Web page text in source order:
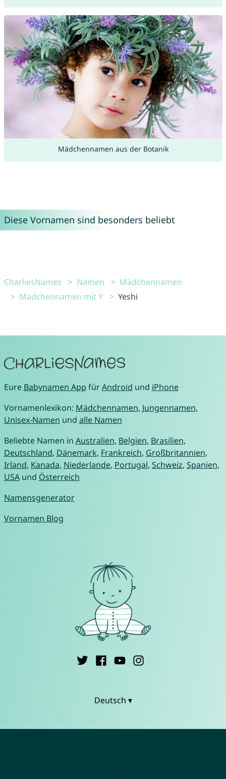
Mädchennamen aus der Botanik
Diese Vornamen sind besonders beliebt
CharliesNames Namen
Mädchennamen
Mädchennamen mit Y
Yeshi
Eure Babynamen App fürAndroid und iPhone
Vornamenlexikon: Mädchennamen, Jungennamen,
Unisex-Namen und alle Namen
Beliebte Namen in Australien, Belgien, Brasilien,
Deutschland, Dänemark, Frankreich, Großbritannien,
Irland, Kanada, Niederlande, Portugal, Schweiz, Spanien,
USAund Österreich
Namensgenerator
Vornamen Blog
Deutsch ▾